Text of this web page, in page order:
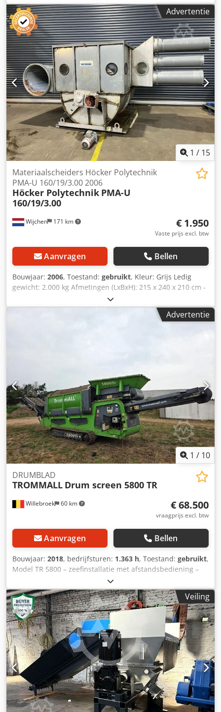
BTW BTW/marge: BTW verrekenbaar voor ondernemers
Codpfezry S Uox Akkerf Levering en inruil altijd mogelijk
van alles in de industriële sectoren Yorick Diebels
Advertentie
1 / 15
Wijchen 171 km
Materiaalscheiders Höcker Polytechnik
PMA-U 160/19/3.00 2006
Höcker Polytechnik PMA-U
160/19/3.00
€ 1.950
Vaste prijs excl. btw
Aanvragen Bellen
Bouwjaar: 2006, Toestand: gebruikt, Kleur: Grijs Ledig
gewicht: 2.000 kg Afmetingen (LxBxH): 215 x 240 x 210 cm -
Bouwjaar: 2006 - Documentatie aanwezig: Nee - CE
certificaat aanwezig: Nee - Transportafmetingen: 2150mm
x 2400mm x 2100mm (l x b x h) - Transportgewicht [kg]:
Advertentie
1 / 10
Willebroek 60 km
DRUMBLAD
TROMMALL Drum screen 5800 TR
€ 68.500
vraagprijs excl. btw
Aanvragen Bellen
Bouwjaar: 2018, bedrijfsturen: 1.363 h, Toestand: gebruikt,
Model TR 5800 – zeefinstallatie met afstandsbediening –
bedrijfsuren: 1.263 uur – Yanmar-motor, 4 cilinders –
trommel lengte: 3,55 m – trommel diameter: 1,55 m – =
Verdere informatie = Brandstoftype: diesel Bouwjaar: juli
2018 Modeljaar: 2018 Kleur: groen Aandrijving:
rupsbanden Credpfxjzr Nips Akkef Ledig gewicht: 12.500
kg = Bedrijfsinformatie = Wij zijn gevestigd tussen
Antwerpen en Brussel, langs de A12-snelweg, in de buurt
van de haven van Antwerpen. Openingstijden: van
maandag tot en met vrijdag doorlopend van 8.30 tot 19.00
uur.
Veiling